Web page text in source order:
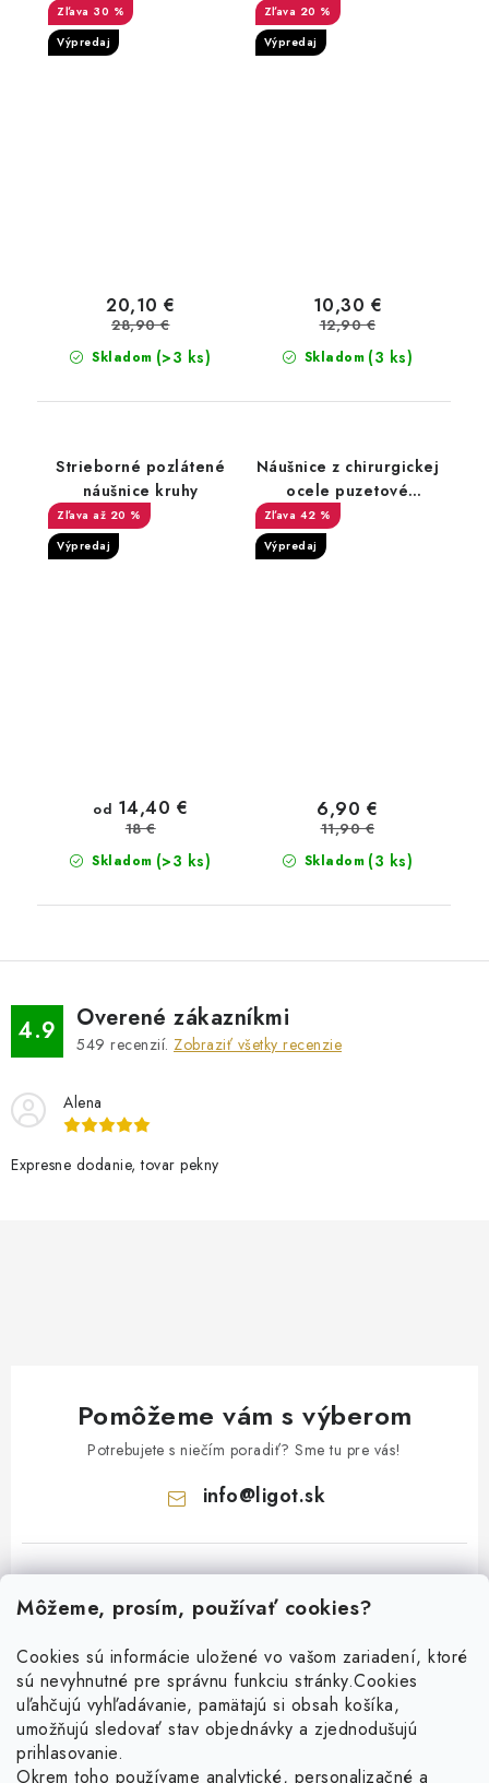
Môžeme, prosím, používať cookies?
Cookies sú informácie uložené vo vašom zariadení, ktoré
sú nevyhnutné pre správnu funkciu stránky.Cookies
uľahčujú vyhľadávanie, pamätajú si obsah košíka,
umožňujú sledovať stav objednávky a zjednodušujú
prihlasovanie.
Okrem toho používame analytické, personalizačné a
30 %
Výpredaj
Skladom (>3 ks)
20,10 €
28,90 €
20 %
Výpredaj
Skladom (3 ks)
10,30 €
12,90 €
Strieborné pozlátené
náušnice kruhy
až 20 %
Výpredaj
Skladom (>3 ks)
od 14,40 €
18 €
Náušnice z chirurgickej
ocele puzetové
Peridot
42 %
Výpredaj
Skladom (3 ks)
6,90 €
11,90 €
4.9 Overené zákazníkmi
549 recenzií. Zobraziť všetky recenzie
Alena
Expresne dodanie, tovar pekny
Pomôžeme vám s výberom
Potrebujete s niečím poradiť? Sme tu pre vás!
info@ligot.sk